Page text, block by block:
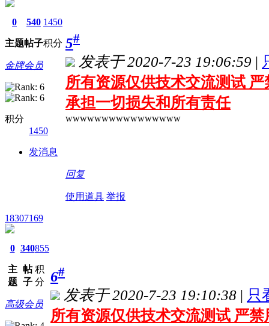
0
主题
540
帖子
1450
积分
金牌会员
积分
1450
发消息
5#
发表于 2020-7-23 19:06:59 |
所有资源仅供技术交流测试
承担一切损失和所有责任
wwwwwwwwwwwwwwww
回复
使用道具 举报
18307169
0
主
题
340
帖
子
855
积
分
高级会员
6#
发表于 2020-7-23 19:10:38 | 只
所有资源仅供技术交流测试 严